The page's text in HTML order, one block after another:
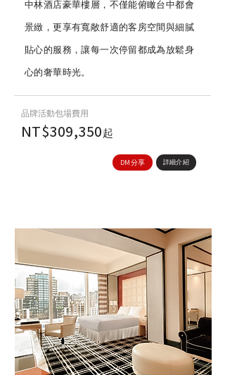
中林酒店豪華樓層，不僅能俯瞰台中都會
景緻，更享有寬敞舒適的客房空間與細膩
貼心的服務，讓每一次停留都成為放鬆身
心的奢華時光。
品牌活動包場費用
NT$309,350起
DM分享 詳細介紹